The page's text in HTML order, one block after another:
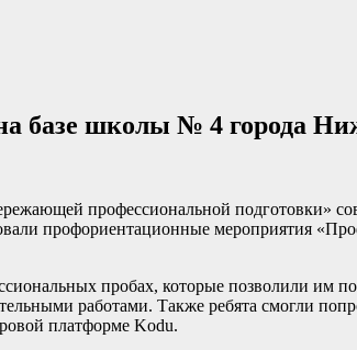
базе школы № 4 города
профессиональной подготовки»
профориентационные мероприятия
пробах, которые позволили им
работами. Также ребята смогли
платформе Kodu.